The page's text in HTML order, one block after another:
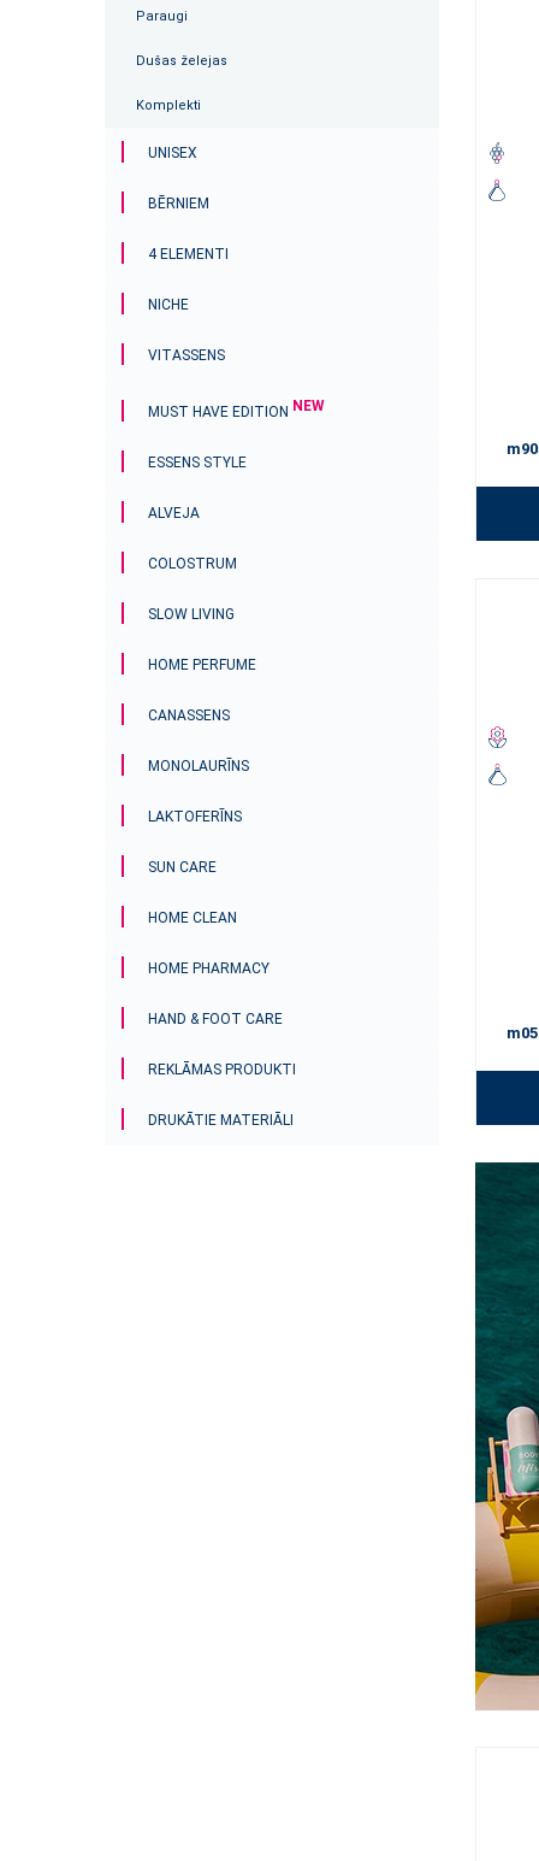
Paraugi
Dušas želejas
Komplekti
UNISEX
BĒRNIEM
4 ELEMENTI
NICHE
VITASSENS
MUST HAVE EDITION NEW
ESSENS STYLE
ALVEJA
COLOSTRUM
SLOW LIVING
HOME PERFUME
CANASSENS
MONOLAURĪNS
LAKTOFERĪNS
SUN CARE
HOME CLEAN
HOME PHARMACY
HAND & FOOT CARE
REKLĀMAS PRODUKTI
DRUKĀTIE MATERIĀLI